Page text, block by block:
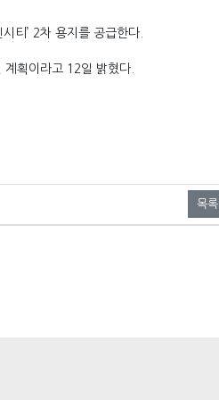
티’ 2차 용지를 공급한다.
획이라고 12일 밝혔다.
목록